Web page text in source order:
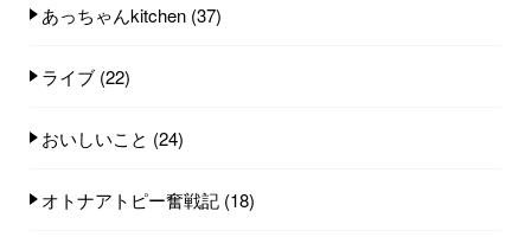
あっちゃんkitchen (37)
ライブ (22)
おいしいこと (24)
オトナアトピー奮戦記 (18)